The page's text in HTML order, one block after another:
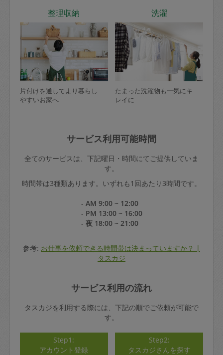
整理収納
片付けを通してより暮らし
やすいお家へ
洗濯
たまった洗濯物も一気にキ
レイに
サービス利用可能時間
全てのサービスは、下記曜日・時間にてご提供していま
す。
時間帯は3種類あります。いずれも1回あたり3時間です。
- AM 9:00 ~ 12:00
- PM 13:00 ~ 16:00
- 夜 18:00 ~ 21:00
参考: お仕事を依頼できる時間帯は決まっていますか？ |
タスカジ
サービス利用の流れ
タスカジを利用する際には、下記の順でご依頼が可能で
す。
Step1:
アカウント登録
Step2:
タスカジさんを探す